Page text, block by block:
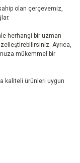
olan çerçevemiz,
herhangi bir uzman
Ayrıca,
mükemmel bir
kaliteli ürünleri uygun